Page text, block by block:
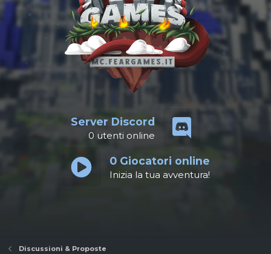
Server Discord
0 utenti online
0Giocatori online
Inizia la tua avventura!
Discussioni & Proposte